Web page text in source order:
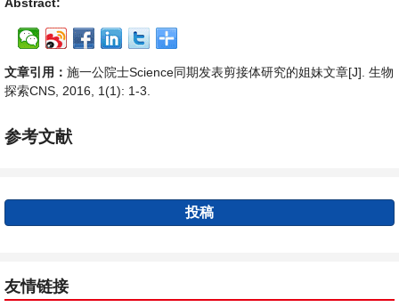
文章引用： 施一公院士Science同期发表剪接体研究的姐妹文章[J]. 生物
探索CNS, 2016, 1(1): 1-3.
参考文献
投稿
友情链接